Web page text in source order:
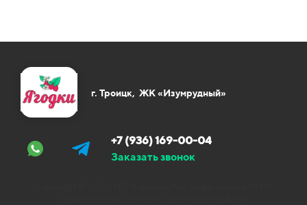
г. Троицк, ЖК «Изумрудный»
+7 (936) 169-00-04
Заказать звонок